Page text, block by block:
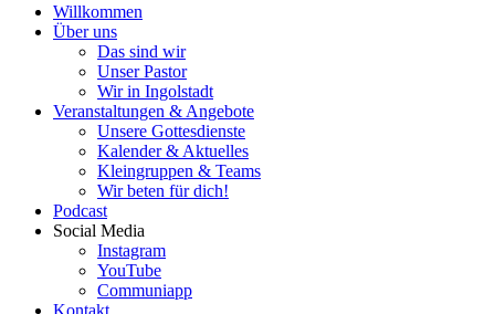
Willkommen
Über uns
Das sind wir
Unser Pastor
Wir in Ingolstadt
Veranstaltungen & Angebote
Unsere Gottesdienste
Kalender & Aktuelles
Kleingruppen & Teams
Wir beten für dich!
Podcast
Social Media
Instagram
YouTube
Communiapp
Kontakt